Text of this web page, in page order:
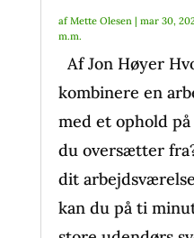
afMette Olesen| mar 30,
m.m.
Af Jon Høyer
kombinere en
med et ophold
du oversætter
dit
kan du på ti